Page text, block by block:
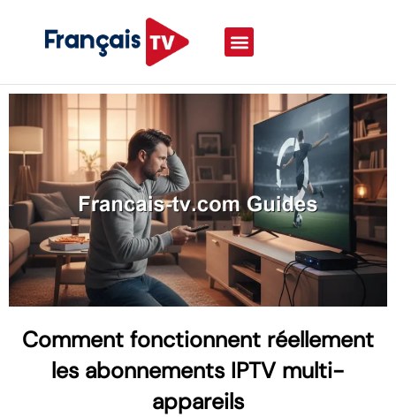
Comment fonctionnent réellement
les abonnements IPTV multi-
appareils